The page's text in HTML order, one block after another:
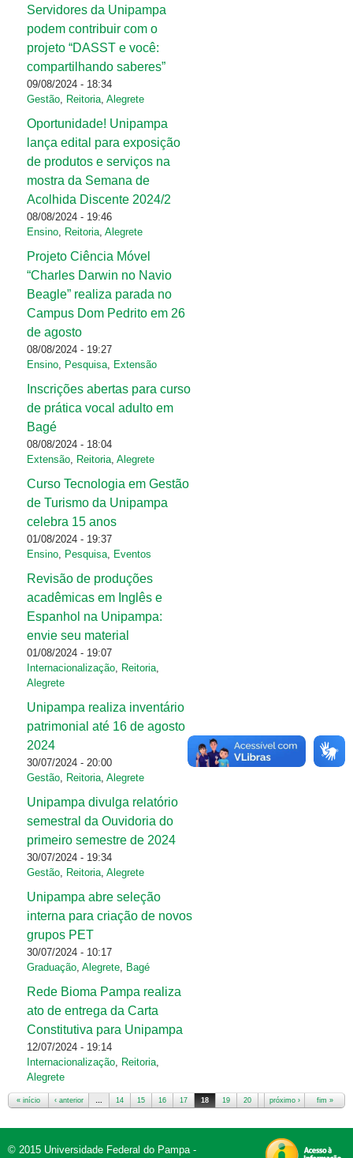
Servidores da Unipampa
podem contribuir com o
projeto “DASST e você:
compartilhando saberes”
09/08/2024 - 18:34
Gestão, Reitoria, Alegrete
Oportunidade! Unipampa
lança edital para exposição
de produtos e serviços na
mostra da Semana de
Acolhida Discente 2024/2
08/08/2024 - 19:46
Ensino, Reitoria, Alegrete
Projeto Ciência Móvel
“Charles Darwin no Navio
Beagle” realiza parada no
Campus Dom Pedrito em 26
de agosto
08/08/2024 - 19:27
Ensino, Pesquisa, Extensão
Inscrições abertas para curso
de prática vocal adulto em
Bagé
08/08/2024 - 18:04
Extensão, Reitoria, Alegrete
Curso Tecnologia em Gestão
de Turismo da Unipampa
celebra 15 anos
01/08/2024 - 19:37
Ensino, Pesquisa, Eventos
Revisão de produções
acadêmicas em Inglês e
Espanhol na Unipampa:
envie seu material
01/08/2024 - 19:07
Internacionalização, Reitoria,
Alegrete
Unipampa realiza inventário
patrimonial até 16 de agosto
2024
30/07/2024 - 20:00
Gestão, Reitoria, Alegrete
Unipampa divulga relatório
semestral da Ouvidoria do
primeiro semestre de 2024
30/07/2024 - 19:34
Gestão, Reitoria, Alegrete
Unipampa abre seleção
interna para criação de novos
grupos PET
30/07/2024 - 10:17
Graduação, Alegrete, Bagé
Rede Bioma Pampa realiza
ato de entrega da Carta
Constitutiva para Unipampa
12/07/2024 - 19:14
Internacionalização, Reitoria,
Alegrete
Páginas
« início ‹ anterior … 14 15 16 17 18 19 20 21 22
próximo › fim »
© 2015 Universidade Federal do Pampa -